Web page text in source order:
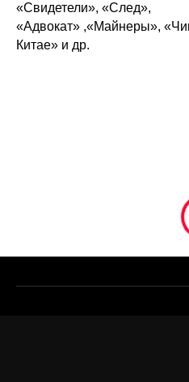
«Свидетели», «След»,
«Адвокат» ,«Майнеры»,
Китае» и др.